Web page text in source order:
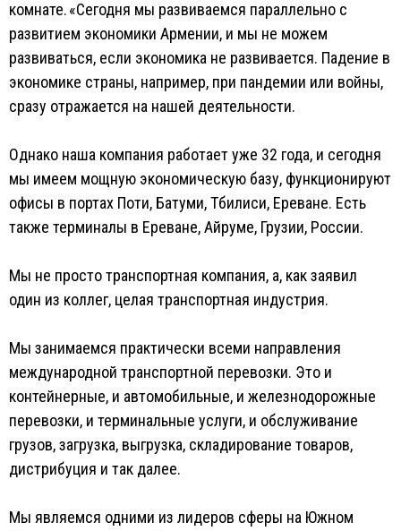
комнате. «Сегодня мы развиваемся параллельно с
развитием экономики Армении, и мы не можем
развиваться, если экономика не развивается. Падение в
экономике страны, например, при пандемии или войны,
сразу отражается на нашей деятельности.
Однако наша компания работает уже 32 года, и сегодня
мы имеем мощную экономическую базу, функционируют
офисы в портах Поти, Батуми, Тбилиси, Ереване. Есть
также терминалы в Ереване, Айруме, Грузии, России.
Мы не просто транспортная компания, а, как заявил
один из коллег, целая транспортная индустрия.
Мы занимаемся практически всеми направления
международной транспортной перевозки. Это и
контейнерные, и автомобильные, и железнодорожные
перевозки, и терминальные услуги, и обслуживание
грузов, загрузка, выгрузка, складирование товаров,
дистрибуция и так далее.
Мы являемся одними из лидеров сферы на Южном